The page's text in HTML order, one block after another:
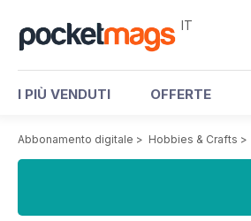
IT
I PIÙ VENDUTI OFFERTE
Abbonamento digitale > Hobbies & Crafts >